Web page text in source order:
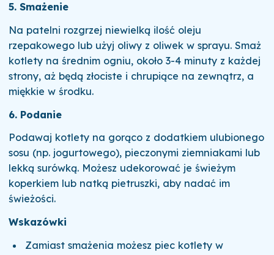
5. Smażenie
Na patelni rozgrzej niewielką ilość oleju
rzepakowego lub użyj oliwy z oliwek w sprayu. Smaż
kotlety na średnim ogniu, około 3-4 minuty z każdej
strony, aż będą złociste i chrupiące na zewnątrz, a
miękkie w środku.
6. Podanie
Podawaj kotlety na gorąco z dodatkiem ulubionego
sosu (np. jogurtowego), pieczonymi ziemniakami lub
lekką surówką. Możesz udekorować je świeżym
koperkiem lub natką pietruszki, aby nadać im
świeżości.
Wskazówki
Zamiast smażenia możesz piec kotlety w